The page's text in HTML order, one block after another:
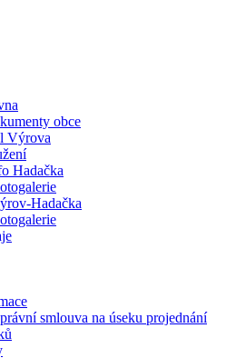
obce
Výrova
Hadačka
Hadačka
smlouva na úseku projednání